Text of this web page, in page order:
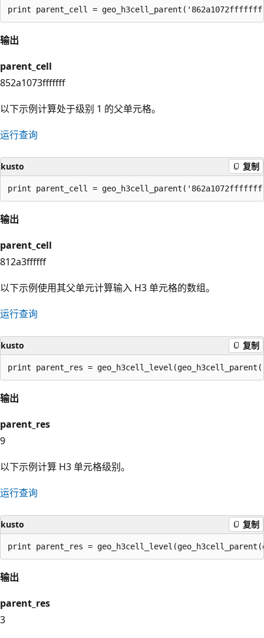
输出
parent_cell
852a1073fffffff
以下示例计算处于级别 1 的父单元格。
运行查询
kusto 复制
输出
parent_cell
812a3ffffff
以下示例使用其父单元计算输入 H3 单元格的数组。
运行查询
kusto 复制
输出
parent_res
9
以下示例计算 H3 单元格级别。
运行查询
kusto 复制
输出
parent_res
3